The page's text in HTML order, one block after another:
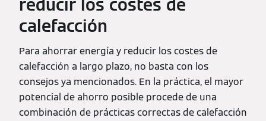
reducir los costes de
calefacción
Para ahorrar energía y reducir los costes de
calefacción a largo plazo, no basta con los
consejos ya mencionados. En la práctica, el mayor
potencial de ahorro posible procede de una
combinación de prácticas correctas de calefacción